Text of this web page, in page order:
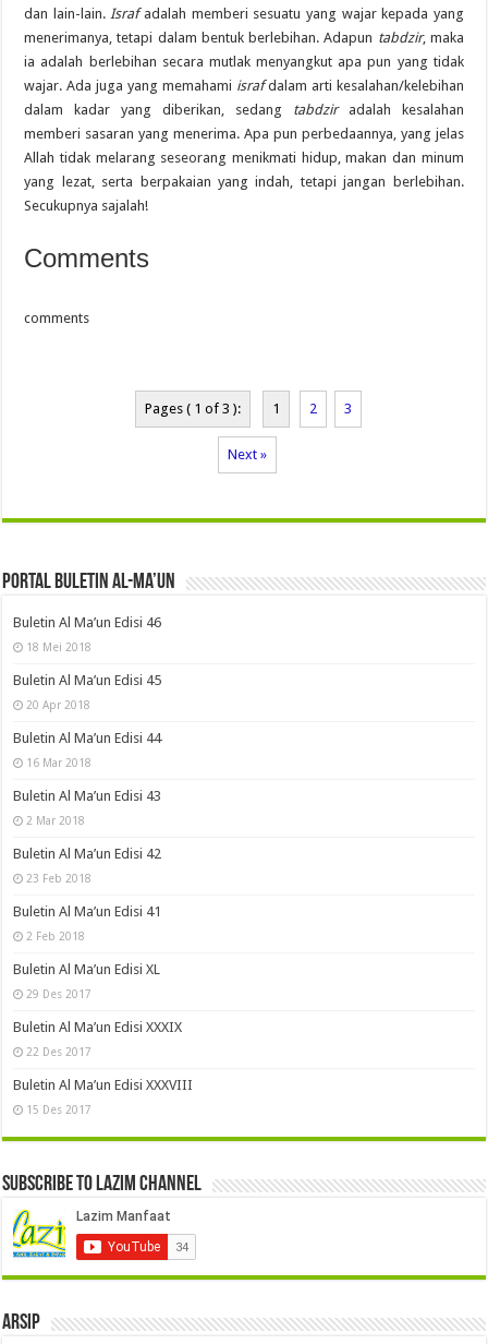
dan lain-lain.Israfadalah memberi sesuatu yang wajar kepada yang
menerimanya, tetapi dalam bentuk berlebihan. Adapun tabdzir, maka
ia adalah berlebihan secara mutlak menyangkut apa pun yang tidak
wajar. Ada juga yang memahami israfdalam arti kesalahan/kelebihan
dalam kadar yang diberikan, sedang tabdziradalah kesalahan
memberi sasaran yang menerima. Apa pun perbedaannya, yang jelas
Allah tidak melarang seseorang menikmati hidup, makan dan minum
yang lezat, serta berpakaian yang indah, tetapi jangan berlebihan.
Secukupnya sajalah!
Comments
comments
Pages ( 1 of 3 ): 1 2 3
Next »
Portal Buletin Al-Ma’un
Buletin Al Ma’un Edisi 46
18 Mei 2018
Buletin Al Ma’un Edisi 45
20 Apr 2018
Buletin Al Ma’un Edisi 44
16 Mar 2018
Buletin Al Ma’un Edisi 43
2 Mar 2018
Buletin Al Ma’un Edisi 42
23 Feb 2018
Buletin Al Ma’un Edisi 41
2 Feb 2018
Buletin Al Ma’un Edisi XL
29 Des 2017
Buletin Al Ma’un Edisi XXXIX
22 Des 2017
Buletin Al Ma’un Edisi XXXVIII
15 Des 2017
Subscribe to LAZIM Channel
Arsip